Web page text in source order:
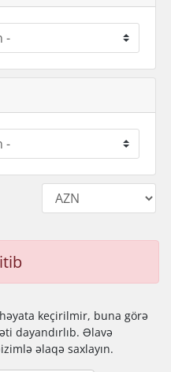
keçirilmir, buna görə
dayandırlıb. Əlavə
əlaqə saxlayın.